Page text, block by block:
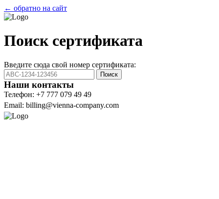
← обратно на сайт
Поиск сертификата
Введите сюда свой номер сертификата:
Поиск
Наши контакты
Телефон: +7 777 079 49 49
Email: billing@vienna-company.com